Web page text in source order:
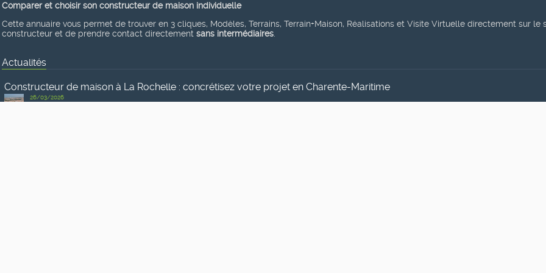
Comparer et choisir son constructeur de maison individuelle
Cette annuaire vous permet de trouver en 3 cliques, Modèles, Terrains, Terrain+Maison, Réalisations et Visite Virtuelle directement sur le
constructeur et de prendre contact directement sans intermédiaires
Actualités
Constructeur de maison à La Rochelle : concrétisez votre projet en Charente-Maritime
26/03/2026